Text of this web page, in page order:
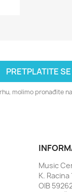
molimo pronađite
Music
K.
OIB